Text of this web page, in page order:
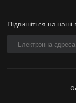
Підпишіться на наші